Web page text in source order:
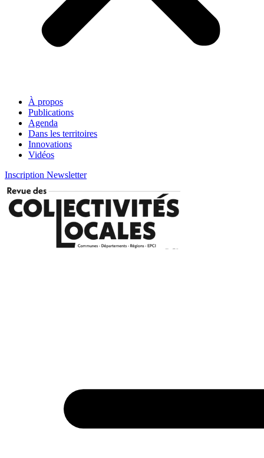
À propos
Publications
Agenda
Dans les territoires
Innovations
Vidéos
Inscription Newsletter